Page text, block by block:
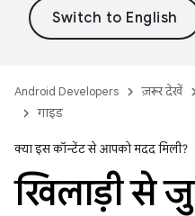
Android Developers ज़रूर देखें
गाइड
क्या इस कॉन्टेंट से आपको मदद मिली?
खिलाड़ी से